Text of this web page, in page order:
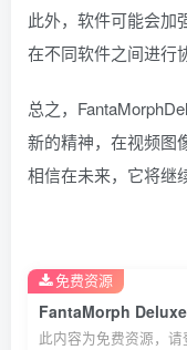
此外，软件可能会加
在不同软件之间进行
总之，
新的精神，在视频图
相信在未来，它将继
此内容为免费资源，请
免费资源